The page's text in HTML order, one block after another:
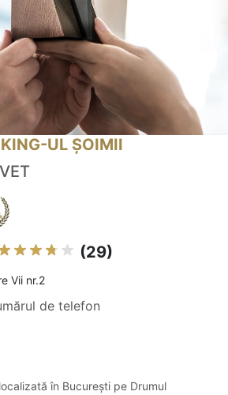
UL ȘOIMII
(29)
Vii nr.2
de telefon
în București pe Drumul